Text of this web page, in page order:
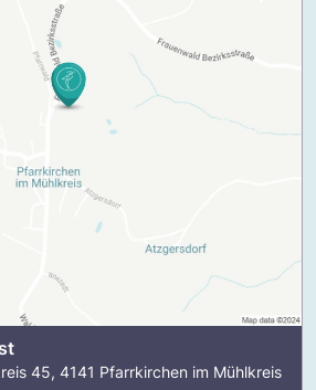
45, 4141 Pfarrkirchen im Mühlkreis